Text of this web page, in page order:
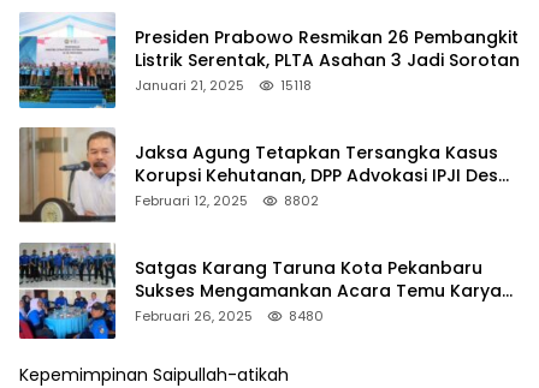
Presiden Prabowo Resmikan 26 Pembangkit
Listrik Serentak, PLTA Asahan 3 Jadi Sorotan
Januari 21, 2025 15118
Jaksa Agung Tetapkan Tersangka Kasus
Korupsi Kehutanan, DPP Advokasi IPJI Desak
Pengusutan Pajak RAPP
Februari 12, 2025 8802
Satgas Karang Taruna Kota Pekanbaru
Sukses Mengamankan Acara Temu Karya
VII Karang Taruna Pekanbaru
Februari 26, 2025 8480
Kepemimpinan Saipullah-atikah